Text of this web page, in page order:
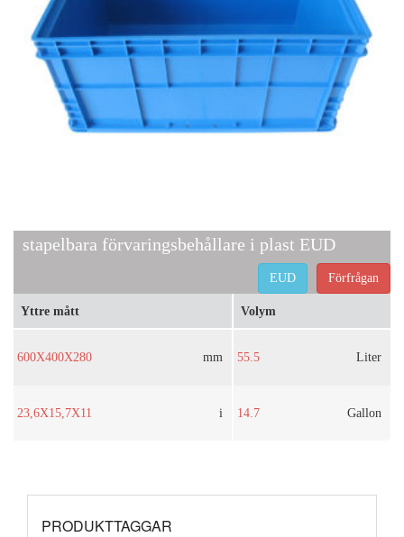
stapelbara förvaringsbehållare i plast EUD
Förfrågan
EUD
Yttre mått
600X400X280 mm
23,6X15,7X11 i
Volym
55.5 Liter
14.7 Gallon
PRODUKTTAGGAR